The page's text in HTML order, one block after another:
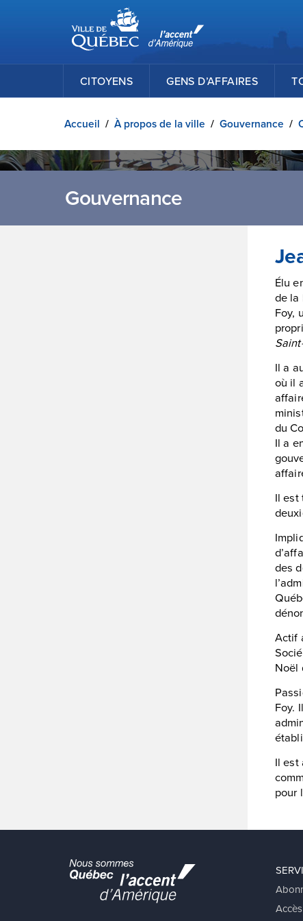
Passer au contenu principal
Ville de Québec
CITOYENS GENS D’AFFAIRES
Accueil / À propos de la ville / Gouvernance /
Gouvernance
Élu
de la
Foy,
Il a
où il
du
Il a
Il est
des
Actif
Noël
Foy.
Il est
pour